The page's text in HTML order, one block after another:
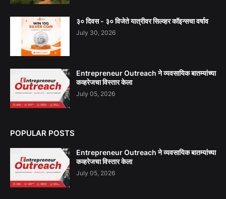
३० दिवस - ३० विजेते यात्रीवर सिल्व्हर कॉइन्सचा वर्षाव
July 30, 2026
Entrepreneur Outreach ने व्यवसायिक बातम्यांच्या
कव्हरेजचा विस्तार केला
July 05, 2026
POPULAR POSTS
Entrepreneur Outreach ने व्यवसायिक बातम्यांच्या
कव्हरेजचा विस्तार केला
July 05, 2026